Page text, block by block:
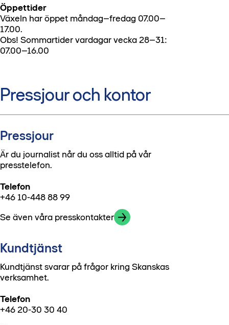
Öppettider
Växeln har öppet måndag–fredag 07.00–
17.00.
Obs! Sommartider vardagar vecka 28–31:
07.00–16.00
Pressjour och kontor
Pressjour
Är du journalist når du oss alltid på vår
presstelefon.
Telefon
+46 10-448 88 99
Se även våra presskontakter
Kundtjänst
Kundtjänst svarar på frågor kring Skanskas
verksamhet.
Telefon
+46 20-30 30 40